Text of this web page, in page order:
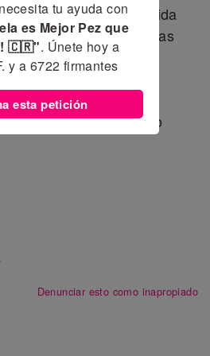
a proteger la vida
empleos en nuestras
que pescado!
más ticos que uno
Denunciar esto como inapropiado
tu ayuda con
es Mejor Pez que
🇨🇷". Únete hoy a
y a 6722 firmantes
esta petición